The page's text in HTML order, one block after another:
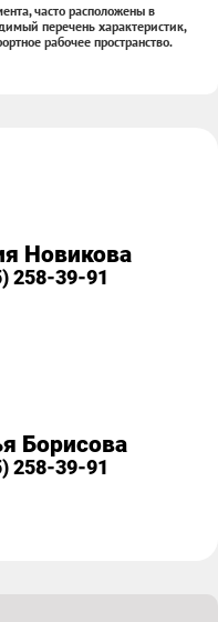
часто расположены в
перечень характеристик,
рабочее пространство.
Новикова
258-39-91
Борисова
258-39-91